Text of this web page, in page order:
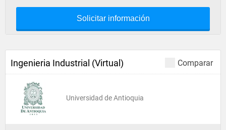
Solicitar información
Comparar
Ingenieria Industrial (Virtual)
Universidad de Antioquia